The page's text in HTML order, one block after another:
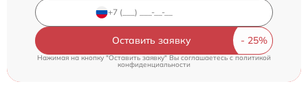
Оставить заявку
Нажимая на кнопку "Оставить заявку" Вы соглашаетесь cполитикой
конфиденциальности